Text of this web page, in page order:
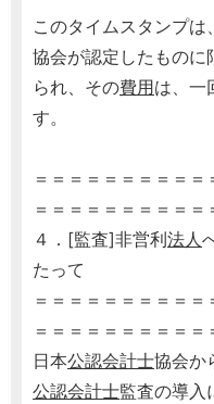
このタイムスタンプは
協会が認定したものに
られ、その費用は、一
す。
＝＝＝＝＝＝＝＝＝
＝＝＝＝＝＝＝＝＝＝
４．[監査]非営利法人
たって
＝＝＝＝＝＝＝＝＝
＝＝＝＝＝＝＝＝＝＝
日本公認会計士協会か
公認会計士監査の導入